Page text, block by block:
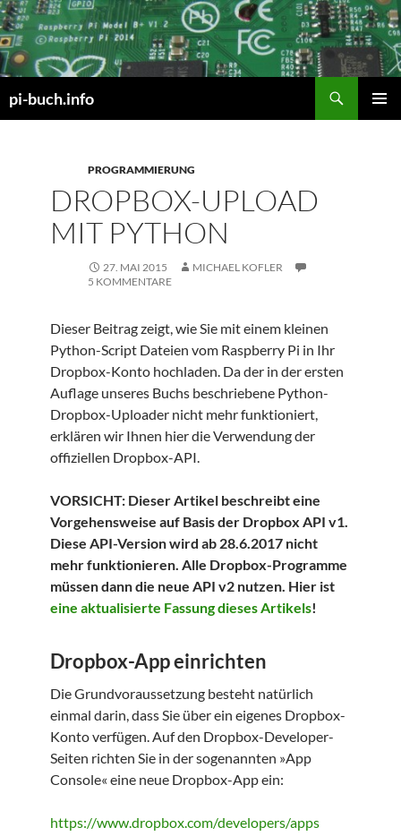
Zum
Inhalt
springen
pi-buch.info
PROGRAMMIERUNG
DROPBOX-UPLOAD
MIT PYTHON
27. MAI 2015
MICHAEL KOFLER
5 KOMMENTARE
Dieser Beitrag zeigt, wie Sie mit einem kleinen
Python-Script Dateien vom Raspberry Pi in Ihr
Dropbox-Konto hochladen. Da der in der ersten
Auflage unseres Buchs beschriebene Python-
Dropbox-Uploader nicht mehr funktioniert,
erklären wir Ihnen hier die Verwendung der
offiziellen Dropbox-API.
VORSICHT: Dieser Artikel beschreibt eine
Vorgehensweise auf Basis der Dropbox API v1.
Diese API-Version wird ab 28.6.2017 nicht
mehr funktionieren. Alle Dropbox-Programme
müssen dann die neue API v2 nutzen. Hier ist
eine aktualisierte Fassung dieses Artikels!
Dropbox-App einrichten
Die Grundvoraussetzung besteht natürlich
einmal darin, dass Sie über ein eigenes Dropbox-
Konto verfügen. Auf den Dropbox-Developer-
Seiten richten Sie in der sogenannten »App
Console« eine neue Dropbox-App ein:
https://www.dropbox.com/developers/apps